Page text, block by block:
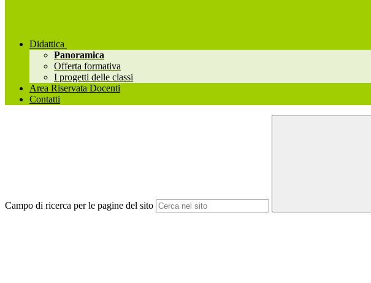
Didattica
Panoramica
Offerta formativa
I progetti delle classi
Area Riservata Docenti
Contatti
Campo di ricerca per le pagine del sito